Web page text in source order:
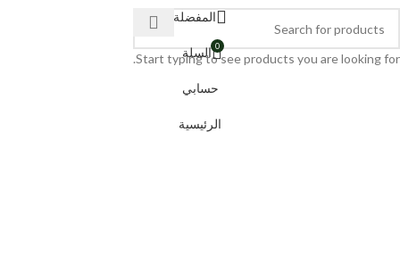
Start typing to see products you are looking for.
المفضلة
0 السلة
حسابي
الرئيسية